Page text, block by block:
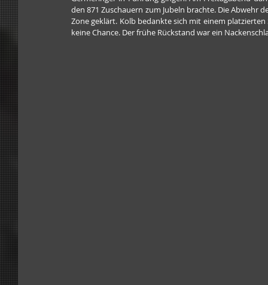
den 871 Zuschauern zum Jubeln brachte. Die Abwehr
Zone geklärt. Kolb bedankte sich mit einem
keine Chance. Der frühe Rückstand war ein